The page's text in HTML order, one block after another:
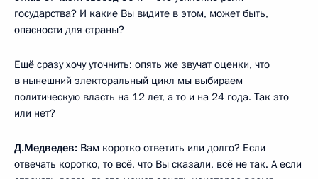
государства? И какие Вы видите в этом, может быть,
опасности для страны?
Ещё сразу хочу уточнить: опять же звучат оценки, что
в нынешний электоральный цикл мы выбираем
политическую власть на 12 лет, а то и на 24 года. Так это
или нет?
Д.Медведев: Вам коротко ответить или долго? Если
отвечать коротко, то всё, что Вы сказали, всё не так. А если